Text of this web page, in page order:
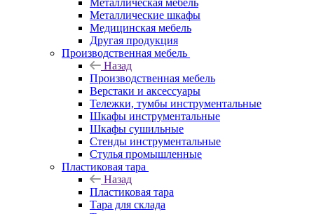
Металлическая мебель
Металлические шкафы
Медицинская мебель
Другая продукция
Производственная мебель
Назад
Производственная мебель
Верстаки и аксессуары
Тележки, тумбы инструментальные
Шкафы инструментальные
Шкафы сушильные
Стенды инструментальные
Cтулья промышленные
Пластиковая тара
Назад
Пластиковая тара
Тара для склада